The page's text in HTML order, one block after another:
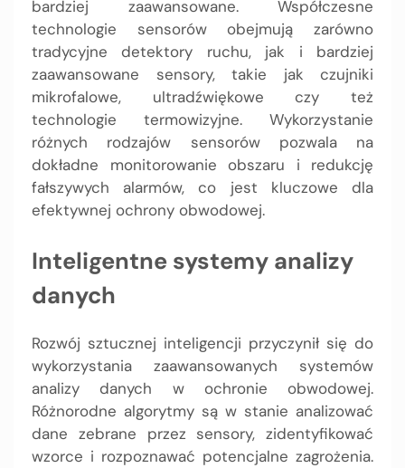
bardziej zaawansowane. Współczesne
technologie sensorów obejmują zarówno
tradycyjne detektory ruchu, jak i bardziej
zaawansowane sensory, takie jak czujniki
mikrofalowe, ultradźwiękowe czy też
technologie termowizyjne. Wykorzystanie
różnych rodzajów sensorów pozwala na
dokładne monitorowanie obszaru i redukcję
fałszywych alarmów, co jest kluczowe dla
efektywnej ochrony obwodowej.
Inteligentne systemy analizy
danych
Rozwój sztucznej inteligencji przyczynił się do
wykorzystania zaawansowanych systemów
analizy danych w ochronie obwodowej.
Różnorodne algorytmy są w stanie analizować
dane zebrane przez sensory, zidentyfikować
wzorce i rozpoznawać potencjalne zagrożenia.